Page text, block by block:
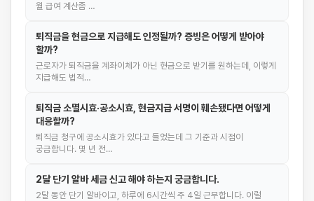
월 급여 계산좀 …
퇴직금을 현금으로 지급해도 인정될까? 증빙은 어떻게 받아야
할까?
근로자가 퇴직금을 계좌이체가 아닌 현금으로 받기를 원하는데, 이렇게
지급해도 법적…
퇴직금 소멸시효·공소시효, 현금지급 서명이 훼손됐다면 어떻게
대응할까?
퇴직금 청구에 공소시효가 있다고 들었는데 그 기준과 시점이
궁금합니다. 몇 년 전…
2달 단기 알바 세금 신고 해야 하는지 궁금합니다.
2달 동안 단기 알바이고, 하루에 6시간씩 주 4일 근무합니다. 이럴